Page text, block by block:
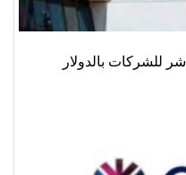
للشركات بالدولار